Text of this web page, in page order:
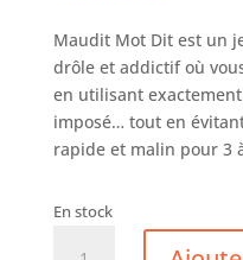
Maudit Mot Dit est un
drôle et addictif où
en utilisant
imposé… tout en
rapide et malin pour 3
En stock